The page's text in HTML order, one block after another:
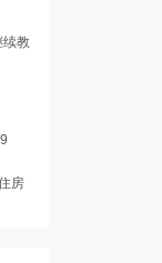
续教
房